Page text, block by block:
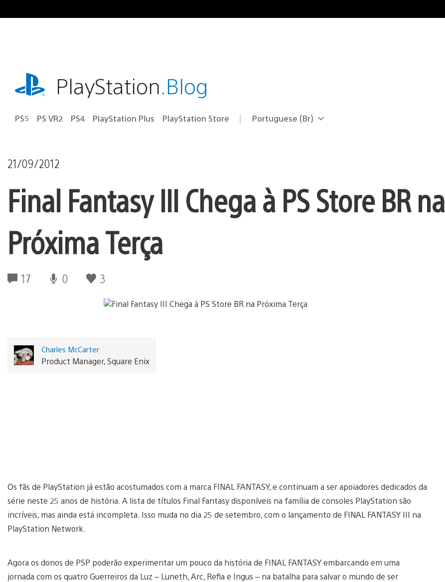
para
playstation.comPlayStation.Blog
PS5 PS VR2 PS4 PlayStation Plus PlayStation Store Selecione
Região
Portuguese (Br)
21/09/2012
Final Fantasy III Chega à PS Store BR na
Próxima Terça
17 0 3
Charles McCarter
Product Manager, Square Enix
Os fãs de PlayStation já estão acostumados com a marca FINAL FANTASY, e continuam a ser apoiadores dedicados da
série neste 25 anos de história. A lista de títulos Final Fantasy disponíveis na família de consoles PlayStation são
incríveis, mas ainda está incompleta. Isso muda no dia 25 de setembro, com o lançamento de FINAL FANTASY III na
PlayStation Network.
Agora os donos de PSP poderão experimentar um pouco da história de FINAL FANTASY embarcando em uma
jornada com os quatro Guerreiros da Luz – Luneth, Arc, Refia e Ingus – na batalha para salvar o mundo de ser